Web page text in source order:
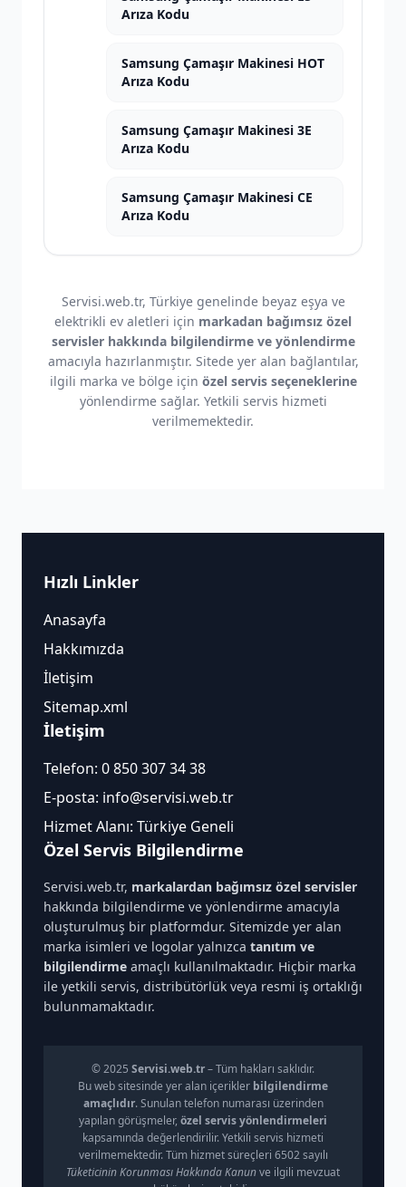
Arıza Kodu
Samsung Çamaşır Makinesi HOT
Arıza Kodu
Samsung Çamaşır Makinesi 3E
Arıza Kodu
Samsung Çamaşır Makinesi CE
Arıza Kodu
Servisi.web.tr, Türkiye genelinde beyaz eşya ve
elektrikli ev aletleri için markadan bağımsız özel
servisler hakkında bilgilendirme ve yönlendirme
amacıyla hazırlanmıştır. Sitede yer alan bağlantılar,
ilgili marka ve bölge için özel servis seçeneklerine
yönlendirme sağlar. Yetkili servis hizmeti
verilmemektedir.
Hızlı Linkler
Anasayfa
Hakkımızda
İletişim
Sitemap.xml
İletişim
Telefon: 0 850 307 34 38
E-posta: info@servisi.web.tr
Hizmet Alanı: Türkiye Geneli
Özel Servis Bilgilendirme
Servisi.web.tr, markalardan bağımsız özel servisler
hakkında bilgilendirme ve yönlendirme amacıyla
oluşturulmuş bir platformdur. Sitemizde yer alan
marka isimleri ve logolar yalnızca tanıtım ve
bilgilendirme amaçlı kullanılmaktadır. Hiçbir marka
ile yetkili servis, distribütörlük veya resmi iş ortaklığı
bulunmamaktadır.
© 2025 Servisi.web.tr– Tüm hakları saklıdır.
Bu web sitesinde yer alan içerikler bilgilendirme
amaçlıdır. Sunulan telefon numarası üzerinden
yapılan görüşmeler, özel servis yönlendirmeleri
kapsamında değerlendirilir. Yetkili servis hizmeti
verilmemektedir. Tüm hizmet süreçleri 6502 sayılı
Tüketicinin Korunması Hakkında Kanunve ilgili mevzuat